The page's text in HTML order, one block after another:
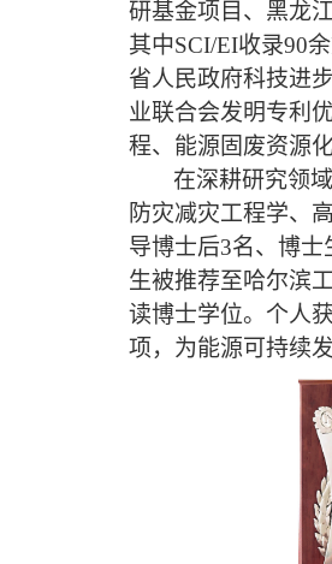
研基金项目、黑龙
其中SCI/EI收录90
省人民政府科技进
业联合会发明专利
程、 能源固废资源
在深耕研究领
防灾减灾工程学、
导博士后3名、博士
生被推荐至哈尔滨
读博士学位。个人
项， 为能源可持续